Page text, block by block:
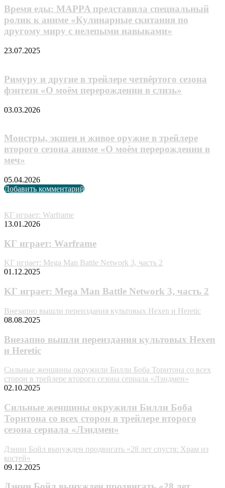
Время еды: MAPPA представила специальный
ролик к аниме «Кулинарные скитания по
другому миру с нелепыми навыками»
23.07.2025
Римуру и другие в трейлере четвёртого сезона
фэнтези «О моём перерождении в слизь»
03.03.2026
Монстры, экшен и живое оружие в трейлере
второго сезона аниме «О моём перерождении в
меч»
05.04.2026
Добавить комментарий
КГ играет: Warframe
13.01.2026
КГ играет: Warframe
KГ игpaeт: Mega Man Battle Network 3, часть 2
01.12.2025
KГ игpaeт: Mega Man Battle Network 3, часть 2
Внезапно вышли переиздания культовых Hexen и Heretic
08.08.2025
Внезапно вышли переиздания культовых Hexen
и Heretic
Сильные женщины окружили Билли Боба Торнтона со всех
сторон в трейлере второго сезона сериала «Лэндмен»
02.10.2025
Сильные женщины окружили Билли Боба
Торнтона со всех сторон в трейлере второго
сезона сериала «Лэндмен»
Дэнни Бойл вынужден продвигать «28 лет спустя: Храм из
костей»
09.12.2025